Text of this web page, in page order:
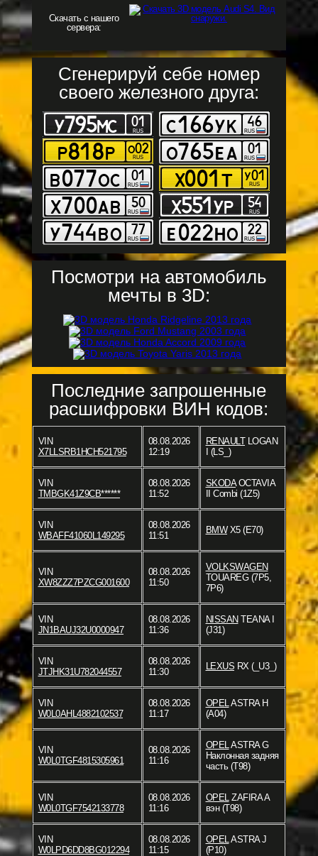
Скачать с нашего
сервера:
Сгенерируй себе номер
своего железного друга:
Посмотри на автомобиль
мечты в 3D:
Последние запрошенные
расшифровки ВИН кодов:
VIN
X7LLSRB1HCH521795
08.08.2026
12:19
RENAULTLOGAN
I (LS_)
VIN
TMBGK41Z9CB******
08.08.2026
11:52
SKODAOCTAVIA
II Combi (1Z5)
VIN
WBAFF41060L149295
08.08.2026
11:51
BMWX5 (E70)
VIN
XW8ZZZ7PZCG001600
08.08.2026
11:50
VOLKSWAGEN
TOUAREG (7P5,
7P6)
VIN
JN1BAUJ32U0000947
08.08.2026
11:36
NISSAN TEANA I
(J31)
VIN
JTJHK31U782044557
08.08.2026
11:30
LEXUS RX (_U3_)
VIN
W0L0AHL4882102537
08.08.2026
11:17
OPELASTRA H
(A04)
VIN
W0L0TGF4815305961
08.08.2026
11:16
OPELASTRA G
Наклонная задняя
часть (T98)
VIN
W0L0TGF7542133778
08.08.2026
11:16
OPELZAFIRA A
вэн (T98)
VIN
W0LPD6DD8BG012294
08.08.2026
11:15
OPELASTRA J
(P10)